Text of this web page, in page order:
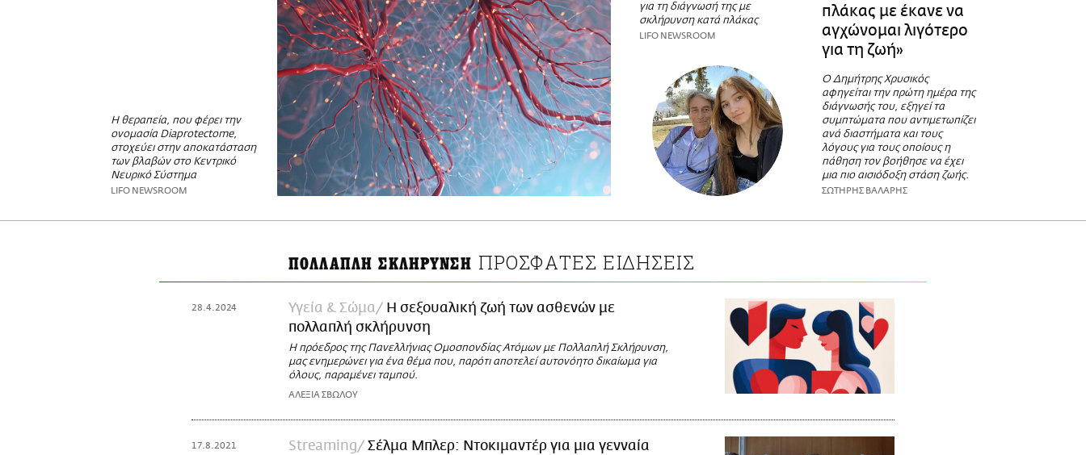
Η θεραπεία, που φέρει την
ονομασία Diaprotectome,
στοχεύει στην αποκατάσταση
των βλαβών στο Κεντρικό
Νευρικό Σύστημα
LIFO NEWSROOM
για τη διάγνωσή της με
σκλήρυνση κατά πλάκας
LIFO NEWSROOM
πλάκας με έκανε να
αγχώνομαι λιγότερο
για τη ζωή»
Ο Δημήτρης Χρυσικός
αφηγείται την πρώτη ημέρα της
διάγνωσής του, εξηγεί τα
συμπτώματα που αντιμετωπίζει
ανά διαστήματα και τους
λόγους για τους οποίους η
πάθηση τον βοήθησε να έχει
μια πιο αισιόδοξη στάση ζωής.
ΣΩΤΗΡΗΣ ΒΑΛΑΡΗΣ
ΠΟΛΛΑΠΛΗ ΣΚΛΗΡΥΝΣΗ ΠΡΟΣΦΑΤΕΣ ΕΙΔΗΣΕΙΣ
28.4.2024 Υγεία & Σώμα
Η σεξουαλική ζωή των ασθενών με
πολλαπλή σκλήρυνση
Η πρόεδρος της Πανελλήνιας Ομοσπονδίας Ατόμων με Πολλαπλή Σκλήρυνση,
μας ενημερώνει για ένα θέμα που, παρότι αποτελεί αυτονόητο δικαίωμα για
όλους, παραμένει ταμπού.
ΑΛΕΞΙΑ ΣΒΩΛΟΥ
17.8.2021 Streaming
Σέλμα Μπλερ: Ντοκιμαντέρ για μια γενναία